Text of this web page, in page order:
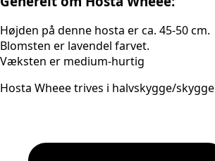
Højden på denne hosta er ca. 45-50 cm.
Blomsten er lavendel farvet.
Væksten er medium-hurtig
Hosta Wheee trives i halvskygge/skygge